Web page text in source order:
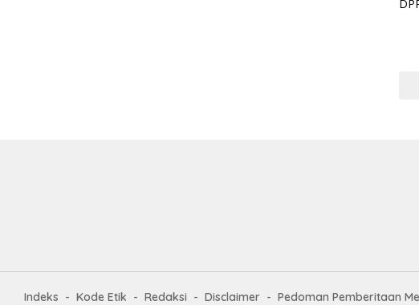
Indeks Kode Etik Redaksi Disclaimer Pedoman Pemberitaan